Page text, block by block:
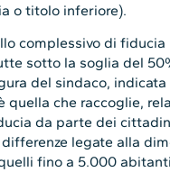
o titolo inferiore).
complessivo di fiducia
sotto la soglia del
del sindaco,
quella che raccoglie,
da parte dei
legate alla
fino a 5.000